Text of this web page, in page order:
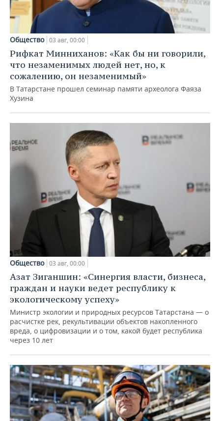
Общество 03 авг, 00:00
Рифкат Минниханов: «Как бы ни говорили,
что незаменимых людей нет, но, к
сожалению, он незаменимый»
В Татарстане прошел семинар памяти археолога Фаяза
Хузина
Общество 03 авг, 00:00
Азат Зиганшин: «Синергия власти, бизнеса,
граждан и науки ведет республику к
экологическому успеху»
Министр экологии и природных ресурсов Татарстана — о
расчистке рек, рекультивации объектов накопленного
вреда, о цифровизации и о том, какой будет республика
через 10 лет